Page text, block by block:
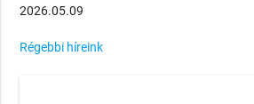
2026.05.09
Régebbi híreink